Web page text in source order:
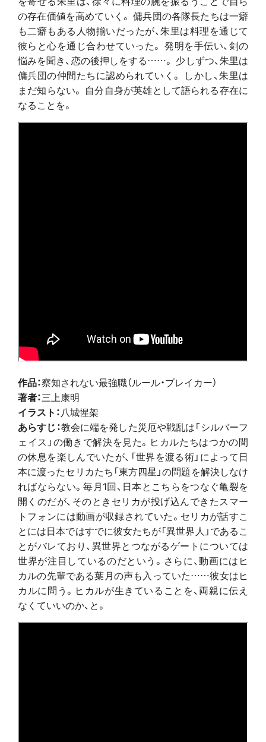
の存在価値を高めていく。 傭兵団の各隊長たちは一癖
も二癖もある人物揃いだったが、朱里は料理を通じて
彼らと心を通じ合わせていった。 発明を手伝い、剣の
悩みを聞き、恋の後押しをする……。 少しずつ、朱里は
傭兵団の仲間たちに認められていく。 しかし、朱里は
まだ知らない。 自分自身が英雄として語られる存在に
なることを。
作品：察知されない最強職（ルール・ブレイカー）
著者：三上康明
イラスト：八城惺架
あらすじ：教会に端を発した災厄や戦乱は「シルバーフ
ェイス」の働きで解決を見た。ヒカルたちはつかの間
の休息を楽しんでいたが、「世界を渡る術」によって日
本に渡ったセリカたち「東方四星」の問題を解決しなけ
ればならない。毎月1回、日本とこちらをつなぐ亀裂を
開くのだが、そのときセリカが投げ込んできたスマー
トフォンには動画が収録されていた。セリカが話すこ
とには日本ではすでに彼女たちが「異世界人」であるこ
とがバレており、異世界とつながるゲートについては
世界が注目しているのだという。さらに、動画にはヒ
カルの先輩である葉月の声も入っていた……彼女はヒ
カルに問う。ヒカルが生きていることを、両親に伝え
なくていいのか、と。